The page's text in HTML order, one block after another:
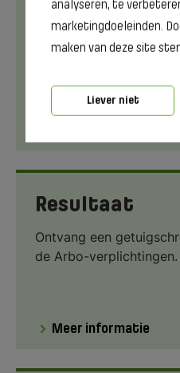
analyseren, te
marketingdoeleinden.
maken van deze site
Liever niet
Programma
Leer veilig werken met
Resultaat
Ontvang een
de Arbo-verplichtingen.
Meer informatie